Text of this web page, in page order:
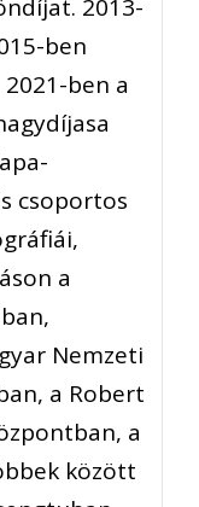
2013-
ben
ben a
csoportos
a
Nemzeti
a Robert
a
között